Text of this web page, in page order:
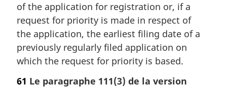
g
i
n
a
l
e
:
of the application for registration or, if a
request for priority is made in respect of
the application, the earliest filing date of a
previously regularly filed application on
which the request for priority is based.
61 Le paragraphe 111(3) de la version